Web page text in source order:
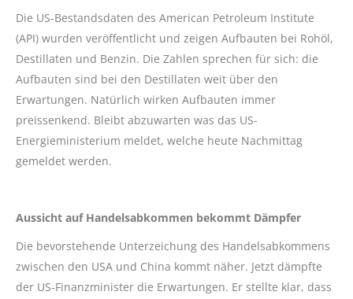
Die US-Bestandsdaten des American Petroleum Institute
(API) wurden veröffentlicht und zeigen Aufbauten bei Rohöl,
Destillaten und Benzin. Die Zahlen sprechen für sich: die
Aufbauten sind bei den Destillaten weit über den
Erwartungen. Natürlich wirken Aufbauten immer
preissenkend. Bleibt abzuwarten was das US-
Energieministerium meldet, welche heute Nachmittag
gemeldet werden.
Aussicht auf Handelsabkommen bekommt Dämpfer
Die bevorstehende Unterzeichung des Handelsabkommens
zwischen den USA und China kommt näher. Jetzt dämpfte
der US-Finanzminister die Erwartungen. Er stellte klar, dass